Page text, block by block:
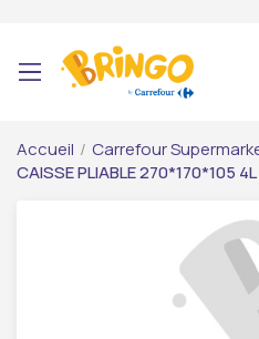
Accueil / Carrefour
CAISSE PLIABLE 270*170*105